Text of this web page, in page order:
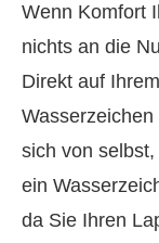
Wenn Komfort
nichts an die
Direkt auf
sich von
ein
da Sie Ihren